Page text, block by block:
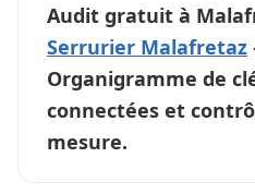
Audit gratuit à
Serrurier Malafretaz
Organigramme de
connectées et
mesure.